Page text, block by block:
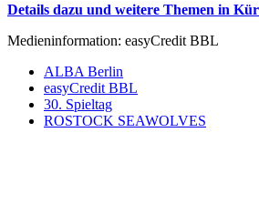
Details dazu und weitere Themen in
Medieninformation: easyCredit BBL
ALBA Berlin
easyCredit BBL
30. Spieltag
ROSTOCK SEAWOLVES